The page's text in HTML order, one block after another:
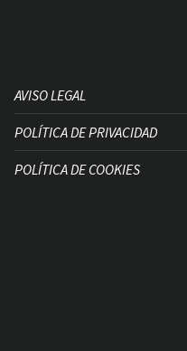
AVISO LEGAL
POLÍTICA DE PRIVACIDAD
POLÍTICA DE COOKIES